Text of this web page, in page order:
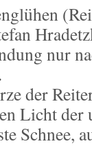
nur
der
Licht der
Schnee,